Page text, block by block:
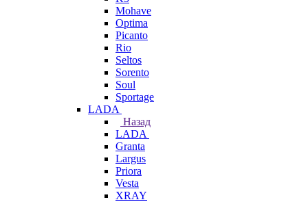
Mohave
Optima
Picanto
Rio
Seltos
Sorento
Soul
Sportage
LADA
Назад
LADA
Granta
Largus
Priora
Vesta
XRAY